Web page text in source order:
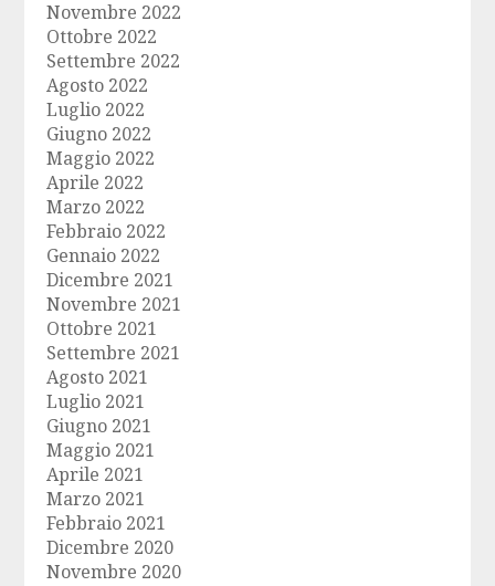
Novembre 2022
Ottobre 2022
Settembre 2022
Agosto 2022
Luglio 2022
Giugno 2022
Maggio 2022
Aprile 2022
Marzo 2022
Febbraio 2022
Gennaio 2022
Dicembre 2021
Novembre 2021
Ottobre 2021
Settembre 2021
Agosto 2021
Luglio 2021
Giugno 2021
Maggio 2021
Aprile 2021
Marzo 2021
Febbraio 2021
Dicembre 2020
Novembre 2020